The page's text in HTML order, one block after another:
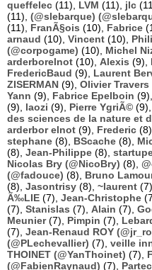
queffelec (11), LVM (11), jlc
(11), (@slebarque)
(11), FranÃ§ois (10), Fabrice
arnaud (10), Vincent (10),
(@corpogame) (10), Michel
arderborelnot (10), Alexis (9),
FredericBaud (9), Laurent
ZISERMAN (9), Olivier Travers
Yann (9), Fabrice Epelboin (9),
(9), laozi (9), Pierre YgriÃ© (9),
des sciences de la nature et
arderbor elnot (9), Frederic (8),
stephane (8), BScache (8),
(8), Jean-Philippe (8),
Nicolas Bry (@NicoBry) (8),
(@fadouce) (8), Bruno
(8), Jasontrisy (8), ~laurent (7),
Ã‰LIE (7), Jean-Christophe
(7), Stanislas (7), Alain (7),
Meunier(7), Pimpin (7),
(7), Jean-Renaud ROY
(@PLechevallier) (7), veille
THOINET (@YanThoinet) (7),
(@FabienRaynaud) (7),